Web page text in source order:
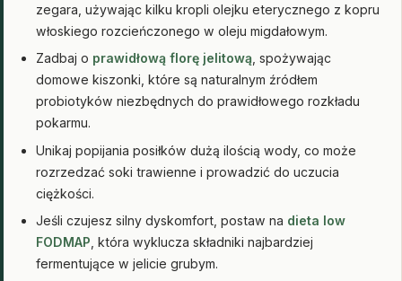
zegara, używając kilku kropli olejku eterycznego z kopru
włoskiego rozcieńczonego w oleju migdałowym.
Zadbaj o prawidłową florę jelitową , spożywając
domowe kiszonki, które są naturalnym źródłem
probiotyków niezbędnych do prawidłowego rozkładu
pokarmu.
Unikaj popijania posiłków dużą ilością wody, co może
rozrzedzać soki trawienne i prowadzić do uczucia
ciężkości.
Jeśli czujesz silny dyskomfort, postaw na dieta low
FODMAP , która wyklucza składniki najbardziej
fermentujące w jelicie grubym.